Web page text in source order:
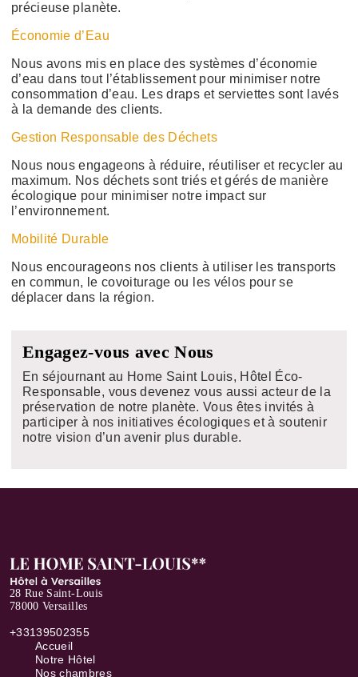
précieuse planète.
Économie d’Eau
Nous avons mis en place des systèmes d’économie
d’eau dans tout l’établissement pour minimiser notre
consommation d’eau. Les draps et serviettes sont lavés
à la demande des clients.
Gestion Responsable des Déchets
Nous nous engageons à réduire, réutiliser et recycler au
maximum. Nos déchets sont triés et gérés de manière
écologique pour minimiser notre impact sur
l’environnement.
Mobilité Durable
Nous encourageons nos clients à utiliser les transports
en commun, le covoiturage ou les vélos pour se
déplacer dans la région.
Engagez-vous avec Nous
En séjournant au Home Saint Louis, Hôtel Éco-
Responsable, vous devenez vous aussi acteur de la
préservation de notre planète. Vous êtes invités à
participer à nos initiatives écologiques et à soutenir
notre vision d’un avenir plus durable.
28 Rue Saint-Louis
78000 Versailles
+33139502355
Accueil
Notre Hôtel
Nos chambres